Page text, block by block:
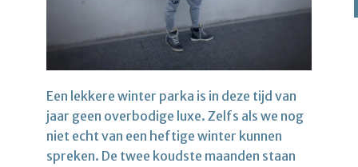
Een lekkere winter parka is in deze tijd van
jaar geen overbodige luxe. Zelfs als we nog
niet echt van een heftige winter kunnen
spreken. De twee koudste maanden staan